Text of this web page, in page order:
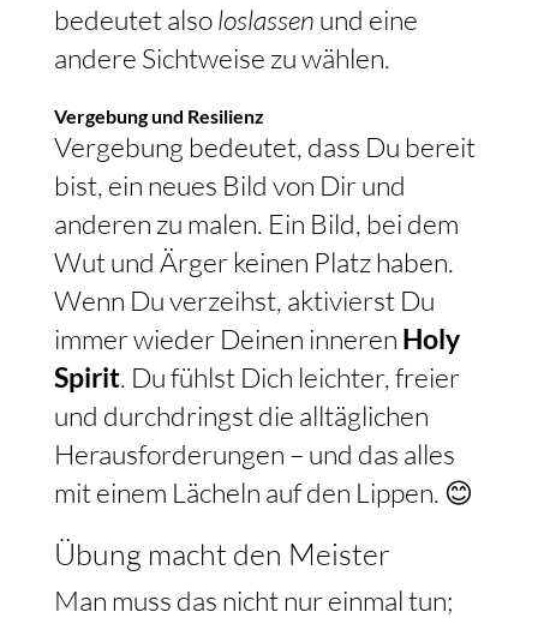
bedeutet alsoloslassen und eine
andere Sichtweise zu wählen.
Vergebung und Resilienz
Vergebung bedeutet, dass Du bereit
bist, ein neues Bild von Dir und
anderen zu malen. Ein Bild, bei dem
Wut und Ärger keinen Platz haben.
Wenn Du verzeihst, aktivierst Du
immer wieder Deinen inneren Holy
Spirit. Du fühlst Dich leichter, freier
und durchdringst die alltäglichen
Herausforderungen – und das alles
mit einem Lächeln auf den Lippen. 😊
Übung macht den Meister
Man muss das nicht nur einmal tun;